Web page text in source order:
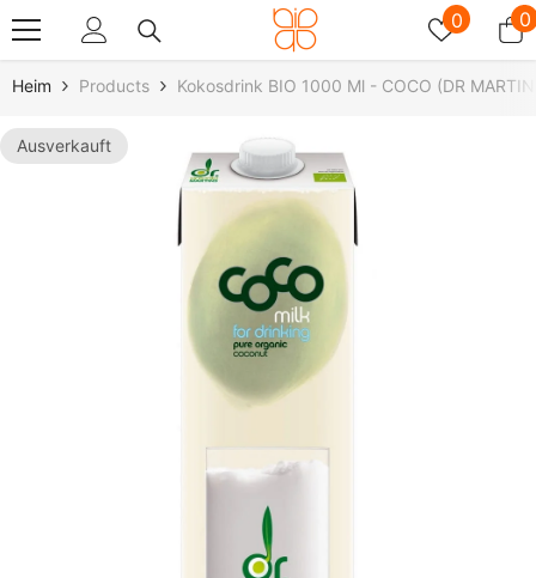
0 00
Heim Products Kokosdrink BIO 1000 Ml - COCO (DR
Ausverkauft